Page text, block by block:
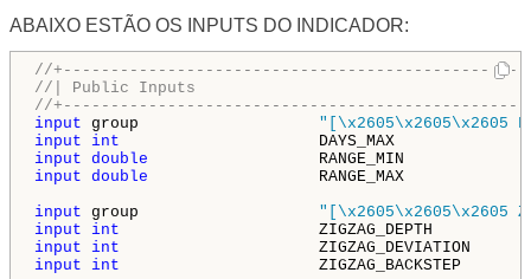
ABAIXO ESTÃO OS INPUTS DO INDICADOR:
//
//| Public Inputs
//
input group "[\x2605\x2605\x2605
input
int DAYS_MAX
input double RANGE_MIN
input double RANGE_MAX
input group "[\x2605\x2605\x2605
input
int ZIGZAG_DEPTH
input
int ZIGZAG_DEVIATION
input
int ZIGZAG_BACKSTEP